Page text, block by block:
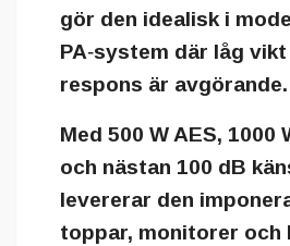
gör den idealisk i
PA‑system där låg
respons är avgörande.
Med 500 W AES, 1000
och nästan 100 dB
levererar den
toppar, monitorer och